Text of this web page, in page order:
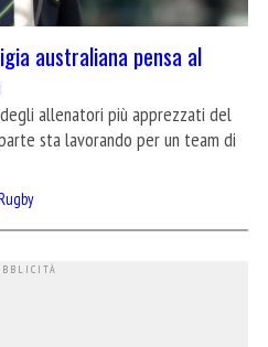
australiana pensa al
allenatori più apprezzati del
sta lavorando per un team di